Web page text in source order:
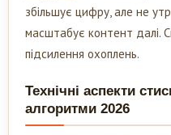
збільшує цифру, але не
масштабує контент далі.
підсилення охоплень.
Технічні аспекти
алгоритми 2026